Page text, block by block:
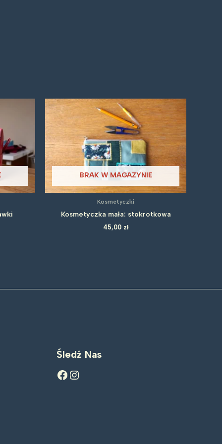
BRAK W MAGAZYNIE
Kosmetyczki
Kosmetyczka mała: stokrotkowa
45,00 zł
Śledź Nas
Facebook
Instagram